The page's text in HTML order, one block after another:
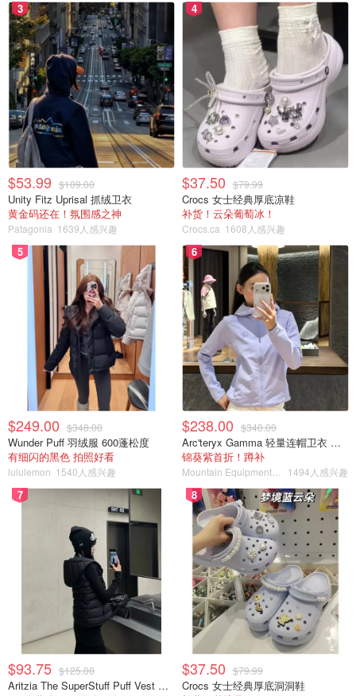
3
$53.99 $109.00
Unity Fitz Uprisal 抓绒卫衣
黄金码还在！氛围感之神
Patagonia 1639人感兴趣
4
$37.50 $79.99
Crocs 女士经典厚底凉鞋
补货！云朵葡萄冰！
Crocs.ca 1608人感兴趣
5
$249.00 $348.00
Wunder Puff 羽绒服 600蓬松度
有细闪的黑色 拍照好看
lululemon 1540人感兴趣
6
$238.00 $340.00
Arc'teryx Gamma 轻量连帽卫衣 女款
锦葵紫首折！蹲补
1494人感兴趣
7
$93.75 $125.00
Aritzia The SuperStuff Puff Vest 轻盈亮面马甲
8
$37.50 $79.99
Crocs 女士经典厚底洞洞鞋